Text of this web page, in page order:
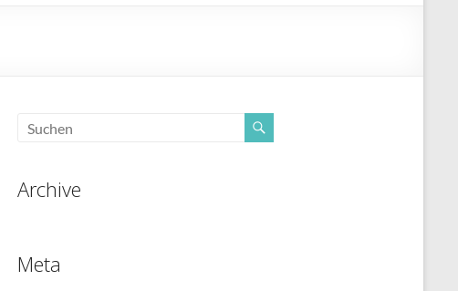
Archive
Meta